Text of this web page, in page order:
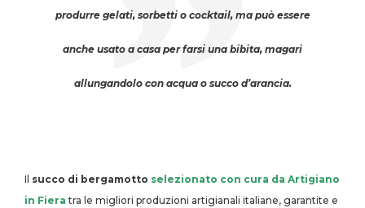
produrre gelati, sorbetti o cocktail, ma può essere
anche usato a casa per farsi una bibita, magari
allungandolo con acqua o succo d’arancia.
Il succo di bergamotto selezionato con cura da Artigiano
in Fiera tra le migliori produzioni artigianali italiane, garantite e